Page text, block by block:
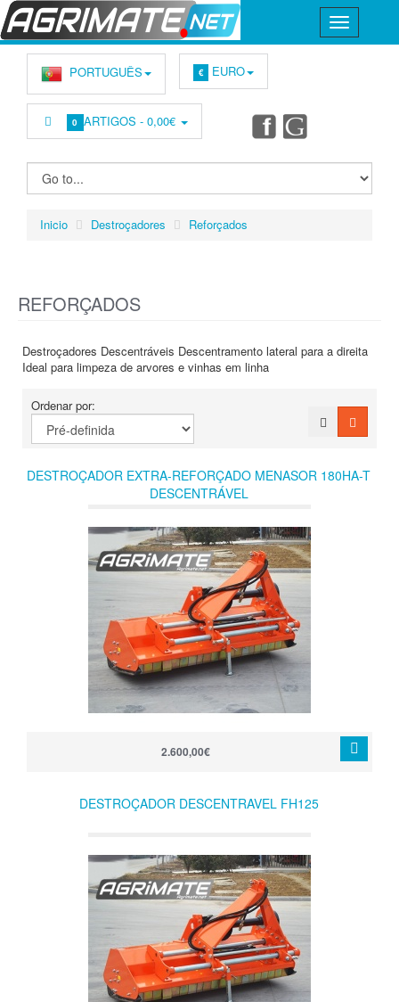
PORTUGUÊS € EURO
0 ARTIGOS -0,00€
Inicio Destroçadores Reforçados
REFORÇADOS
Destroçadores Descentráveis Descentramento lateral para a direita
Ideal para limpeza de arvores e vinhas em linha
Ordenar por:
DESTROÇADOR EXTRA-REFORÇADO MENASOR 180HA-T
DESCENTRÁVEL
2.600,00€
DESTROÇADOR DESCENTRAVEL FH125